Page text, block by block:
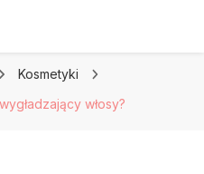
Pań, które lubią być na
trendami.
Kosmetyki
włosy?